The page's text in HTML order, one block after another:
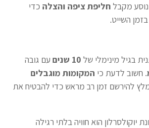
נוסע מקבל חליפת ציפה והצלה כדי
השייט.
בגיל מינימלי של 10 שנים
עם גובה
. חשוב לדעת כי המקומות מוגבלים
להירשם זמן רב מראש כדי להבטיח את
יוקולסרלון הוא חוויה בלתי רגילה